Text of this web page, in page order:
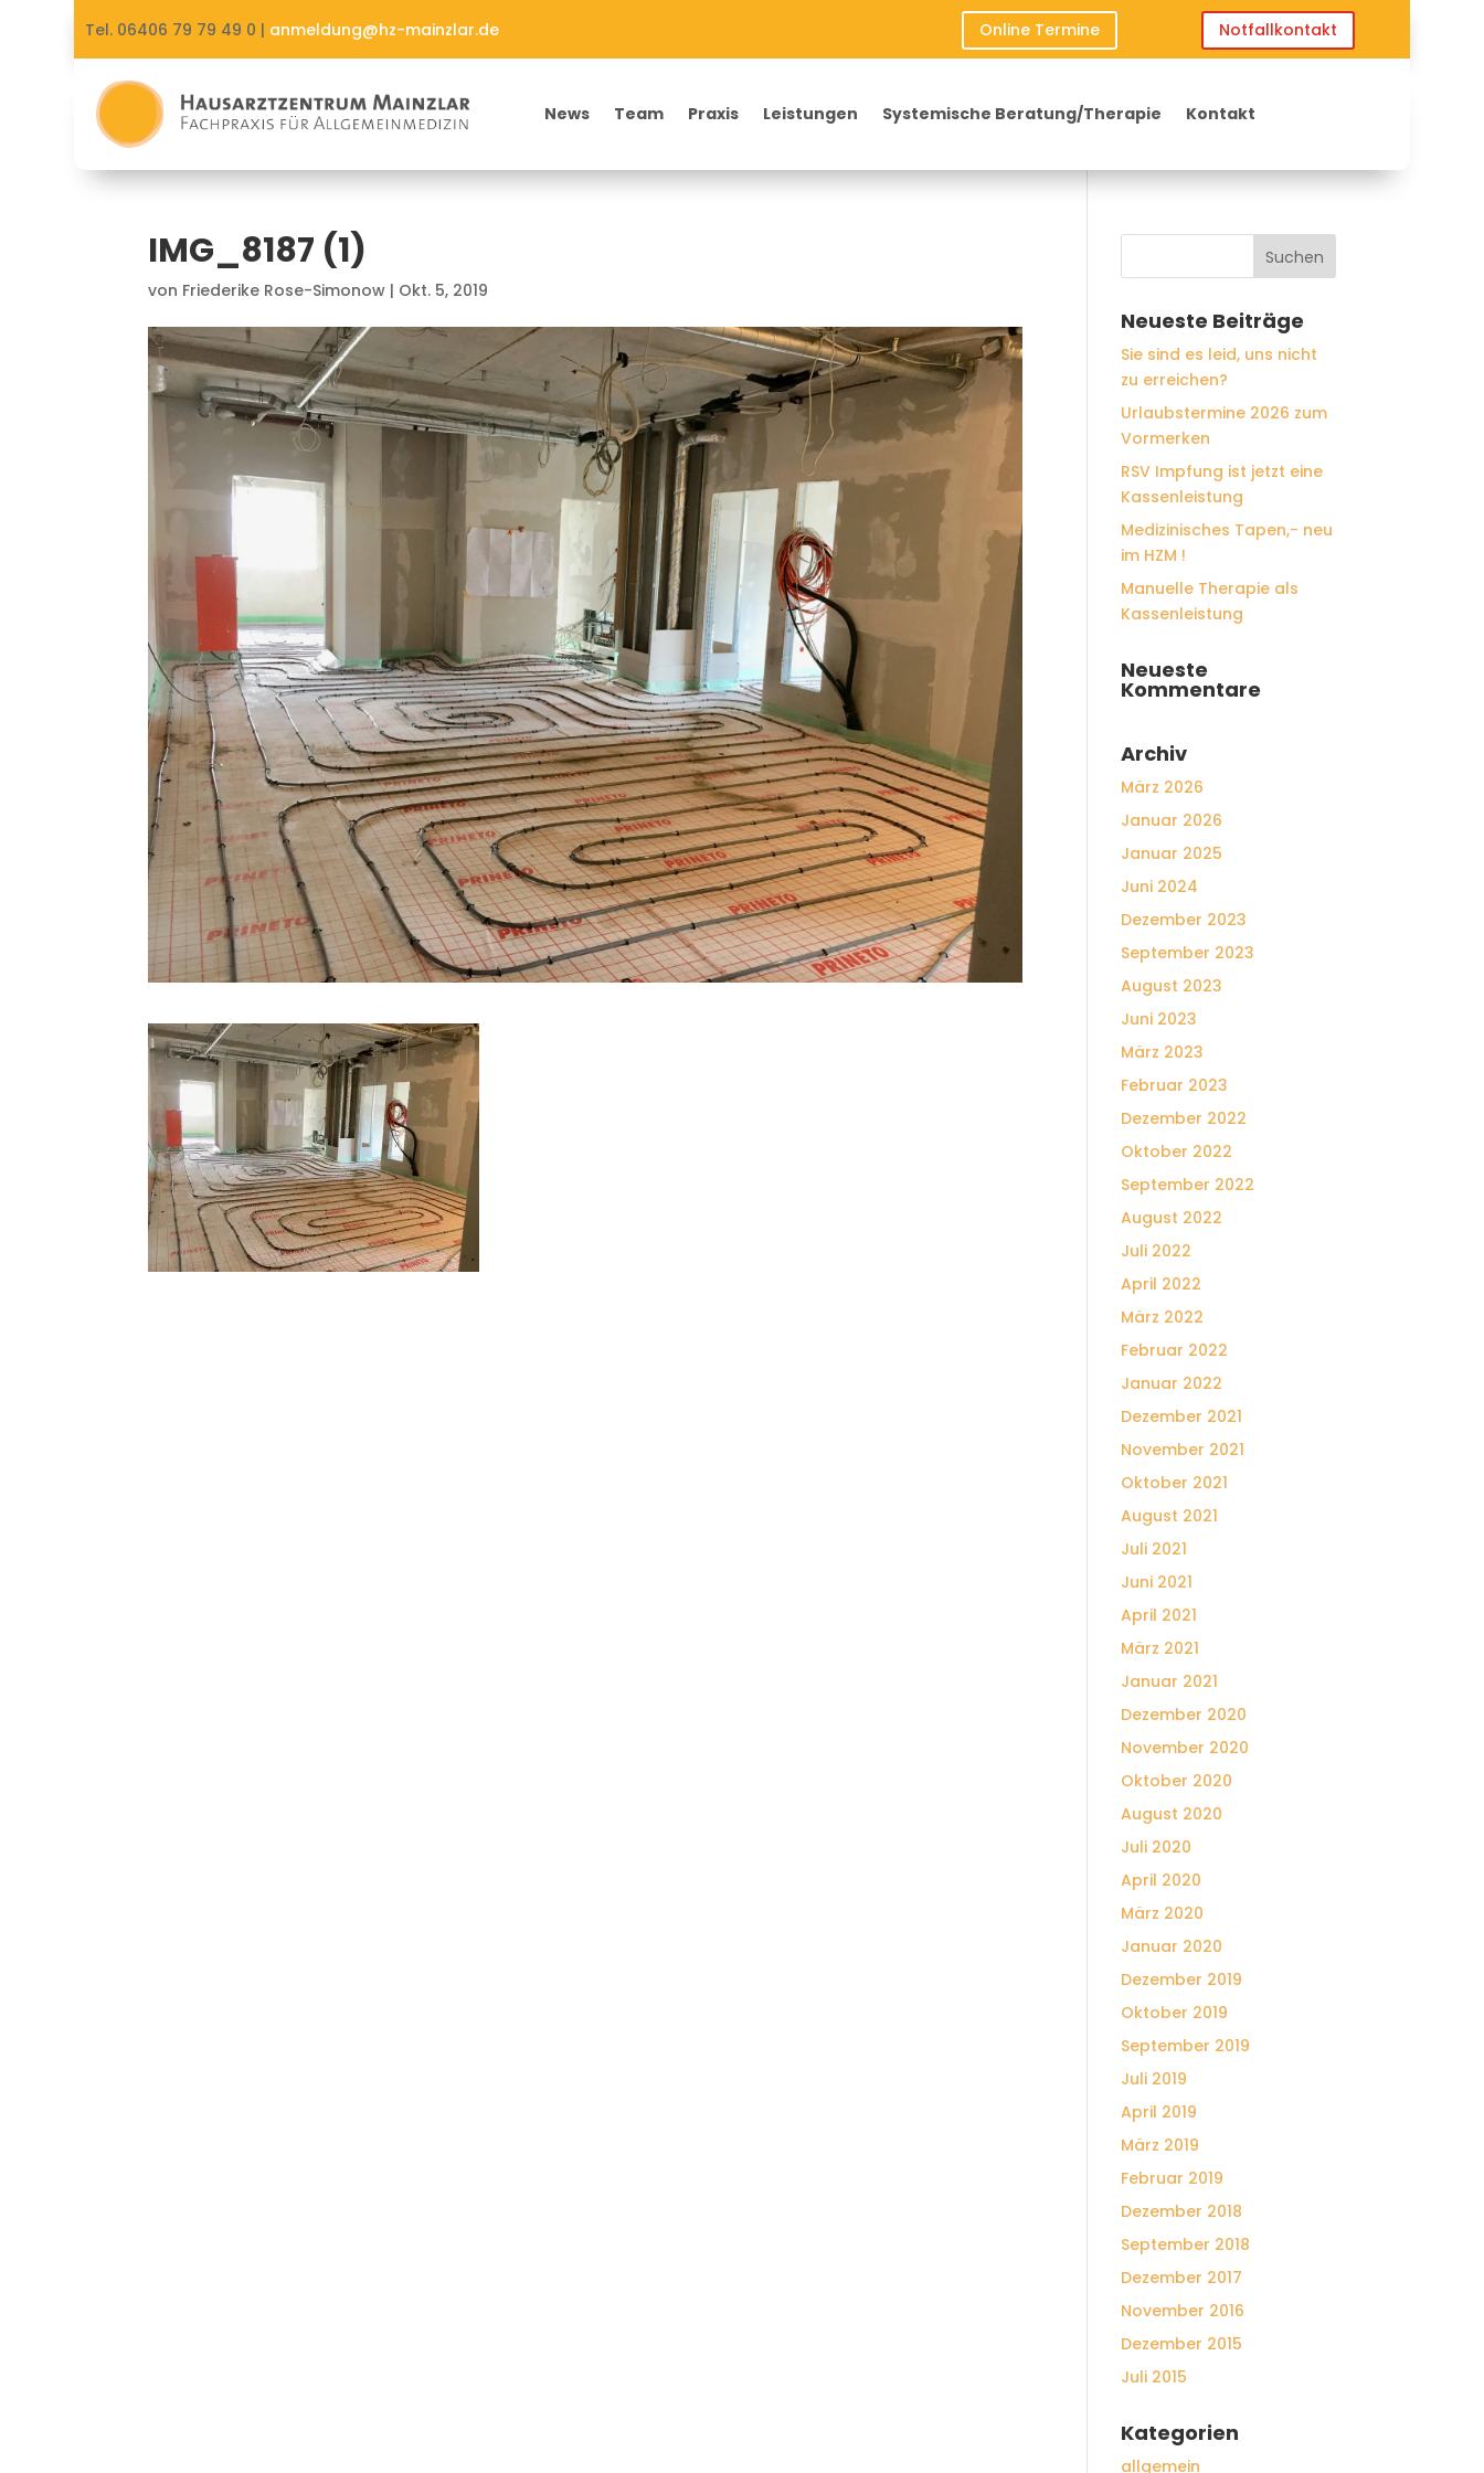
Tel. 06406 79 79 49 0 | anmeldung@hz-mainzlar.de Online Termine Notfallkontakt
News Team Praxis Leistungen Systemische Beratung/Therapie Kontakt
IMG_8187 (1)
von Friederike Rose-Simonow | Okt. 5, 2019
Neueste Beiträge
Sie sind es leid, uns nicht
zu erreichen?
Urlaubstermine 2026 zum
Vormerken
RSV Impfung ist jetzt eine
Kassenleistung
Medizinisches Tapen,- neu
im HZM !
Manuelle Therapie als
Kassenleistung
Neueste
Kommentare
Archiv
März 2026
Januar 2026
Januar 2025
Juni 2024
Dezember 2023
September 2023
August 2023
Juni 2023
März 2023
Februar 2023
Dezember 2022
Oktober 2022
September 2022
August 2022
Juli 2022
April 2022
März 2022
Februar 2022
Januar 2022
Dezember 2021
November 2021
Oktober 2021
August 2021
Juli 2021
Juni 2021
April 2021
März 2021
Januar 2021
Dezember 2020
November 2020
Oktober 2020
August 2020
Juli 2020
April 2020
März 2020
Januar 2020
Dezember 2019
Oktober 2019
September 2019
Juli 2019
April 2019
März 2019
Februar 2019
Dezember 2018
September 2018
Dezember 2017
November 2016
Dezember 2015
Juli 2015
Kategorien
allgemein